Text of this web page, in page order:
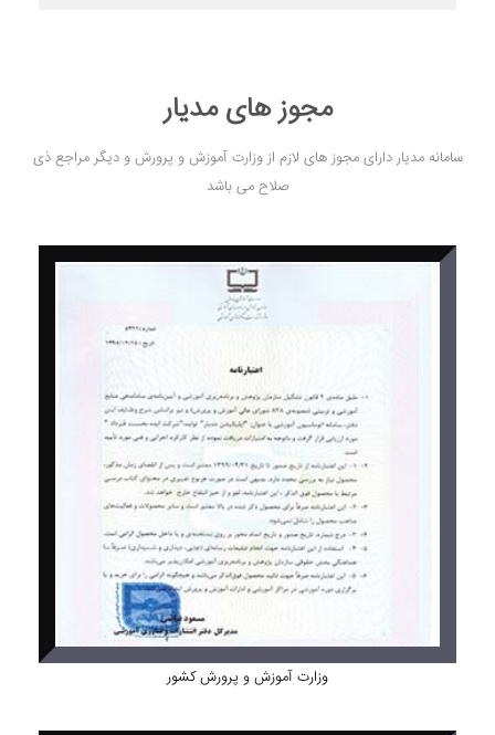
مجوز های مدیار
سامانه مدیار دارای مجوز های لازم از وزارت آموزش و پرورش و دیگر مراجع ذی
صلاح می باشد
وزارت آموزش و پرورش کشور